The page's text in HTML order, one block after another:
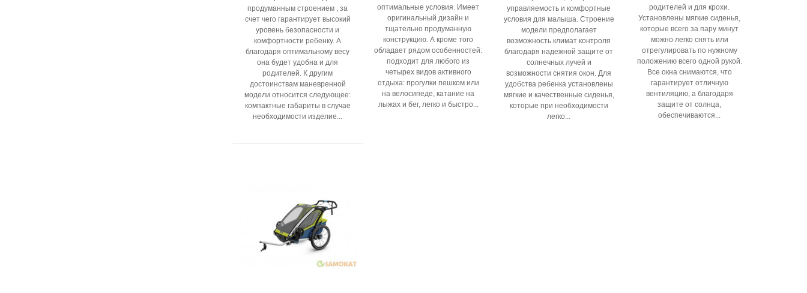
продуманным строением , за
счет чего гарантирует высокий
уровень безопасности и
комфортности ребенку. А
благодаря оптимальному весу
она будет удобна и для
родителей. К другим
достоинствам маневренной
модели относится следующее:
компактные габариты в случае
необходимости изделие...
оптимальные условия. Имеет
оригинальный дизайн и
тщательно продуманную
конструкцию. А кроме того
обладает рядом особенностей:
подходит для любого из
четырех видов активного
отдыха: прогулки пешком или
на велосипеде, катание на
лыжах и бег, легко и быстро...
управляемость и комфортные
условия для малыша. Строение
модели предполагает
возможность климат контроля
благодаря надежной защите от
солнечных лучей и
возможности снятия окон. Для
удобства ребенка установлены
мягкие и качественные сиденья,
которые при необходимости
легко...
родителей и для крохи.
Установлены мягкие сиденья,
которые всего за пару минут
можно легко снять или
отрегулировать по нужному
положению всего одной рукой.
Все окна снимаются, что
гарантирует отличную
вентиляцию, а благодаря
защите от солнца,
обеспечиваются...